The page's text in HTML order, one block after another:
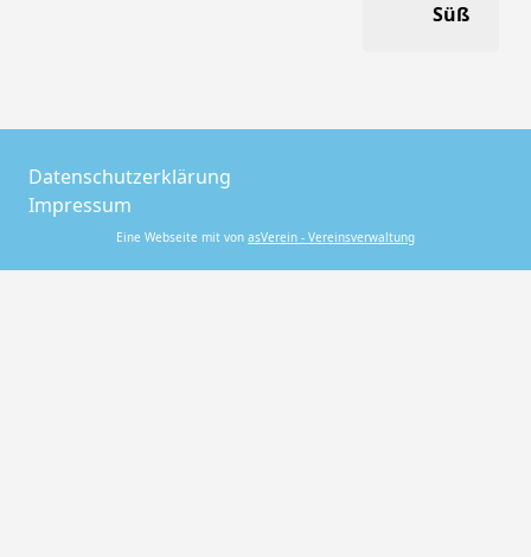
Süß
Datenschutzerklärung
Impressum
Eine Webseite mit von asVerein - Vereinsverwaltung